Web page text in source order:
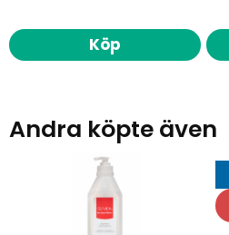
Köp
Andra köpte även